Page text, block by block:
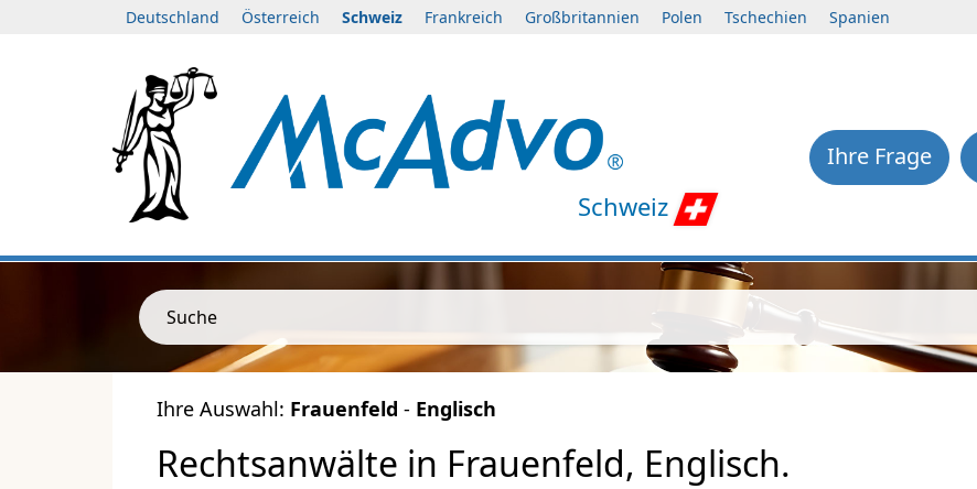
Deutschland Österreich Schweiz Frankreich Großbritannien Polen Tschechien Spanien
Schweiz
Ihre Frage
Suche
Ihre Auswahl: Frauenfeld - Englisch
Rechtsanwälte in Frauenfeld, Englisch.